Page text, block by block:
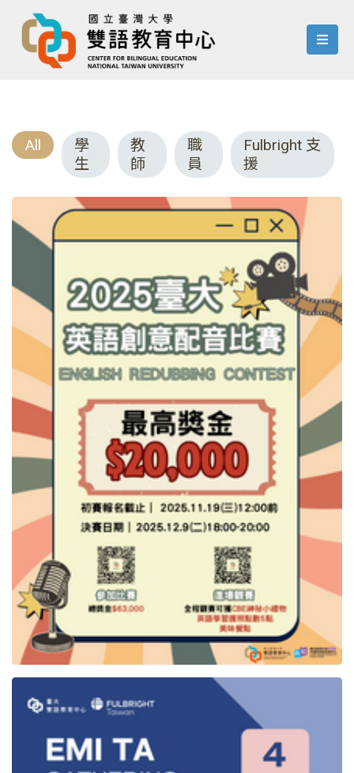
menu
All
學
生
教
師
職
員
Fulbright 支
援